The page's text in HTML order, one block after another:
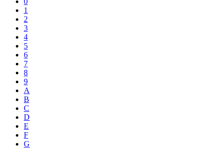
1
2
3
4
5
6
7
8
9
A
B
C
D
E
F
G